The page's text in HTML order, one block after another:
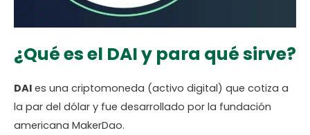
¿Qué es el DAI y para qué sirve?
DAI es una criptomoneda (activo digital) que cotiza a
la par del dólar y fue desarrollado por la fundación
americana MakerDao.